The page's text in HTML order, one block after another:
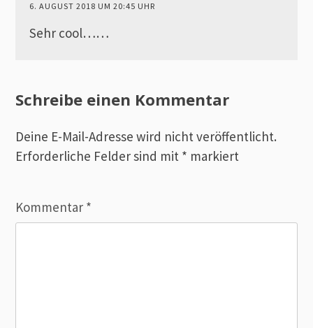
6. AUGUST 2018 UM 20:45 UHR
Sehr cool……
Schreibe einen Kommentar
Deine E-Mail-Adresse wird nicht veröffentlicht.
Erforderliche Felder sind mit * markiert
Kommentar *